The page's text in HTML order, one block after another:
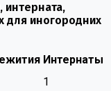
для иногородних
Интернаты
1